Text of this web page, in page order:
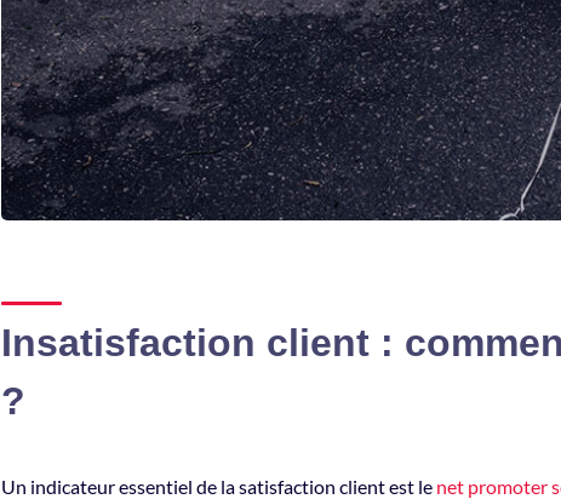
Insatisfaction client :
?
Un indicateur essentiel de la satisfaction client est le net promoter